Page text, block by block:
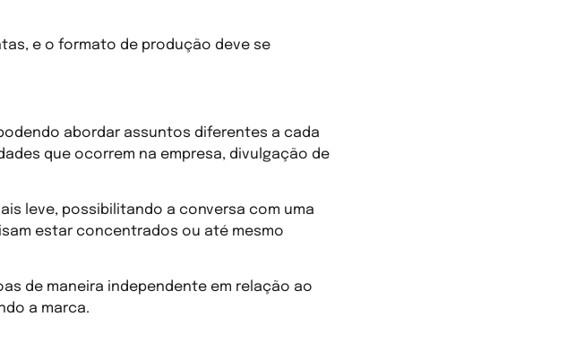
e o formato de produção deve se
abordar assuntos diferentes a cada
que ocorrem na empresa, divulgação de
leve, possibilitando a conversa com uma
estar concentrados ou até mesmo
de maneira independente em relação ao
a marca.